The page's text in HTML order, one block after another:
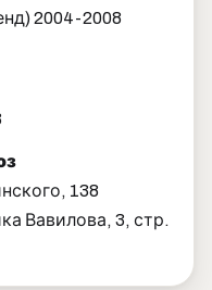
2004-2008
138
Вавилова, 3, стр.